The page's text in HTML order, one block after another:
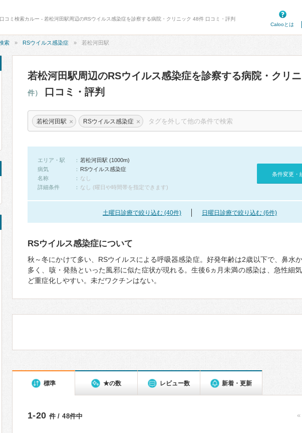
コミ検索カルー - 若松河田駅周辺のRSウイルス感染症を診察する病院・クリニック 48件 口コミ・評判
Calooとは
索 RSウイルス感染症 若松河田駅
若松河田駅周辺のRSウイルス感染症を診察する病院・クリ
件） 口コミ・評判
若松河田駅 × RSウイルス感染症 ×
エリア・駅
若松河田駅 (1000m)
病気
RSウイルス感染症
名称
なし
詳細条件
なし (曜日や時間帯を指定できます)
条件変更・
土曜日診療で絞り込む (40件) 日曜日診療で絞り込む (6件)
RSウイルス感染症について
秋～冬にかけて多い、RSウイルスによる呼吸器感染症。好発年齢は2歳以下で、鼻水
多く、咳・発熱といった風邪に似た症状が現れる。生後6ヵ月未満の感染は、急性細
ど重症化しやすい。未だワクチンはない。
標準 ★の数 レビュー数 新着・更新
1-20 件 / 48件中